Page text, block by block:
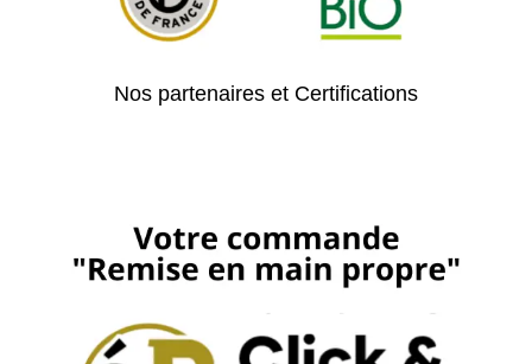
Nos partenaires et Certifications